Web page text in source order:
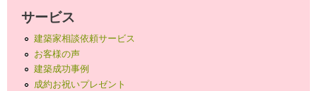
サービス
建築家相談依頼サービス
お客様の声
建築成功事例
成約お祝いプレゼント